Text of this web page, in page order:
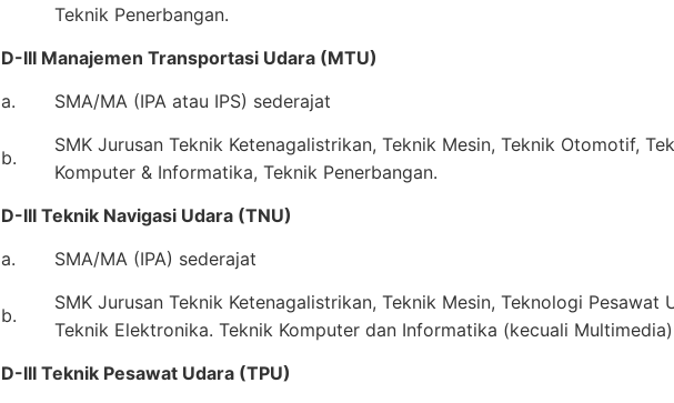
Teknik Penerbangan.
D-III Manajemen Transportasi Udara (MTU)
a.
SMA/MA (IPA atau IPS) sederajat
b.
SMK Jurusan Teknik Ketenagalistrikan, Teknik Mesin, Teknik Otomotif,
Komputer & Informatika, Teknik Penerbangan.
D-III Teknik Navigasi Udara (TNU)
a.
SMA/MA (IPA) sederajat
b.
SMK Jurusan Teknik Ketenagalistrikan, Teknik Mesin, Teknologi Pesawat
Teknik Elektronika. Teknik Komputer dan Informatika (kecuali
D-III Teknik Pesawat Udara (TPU)